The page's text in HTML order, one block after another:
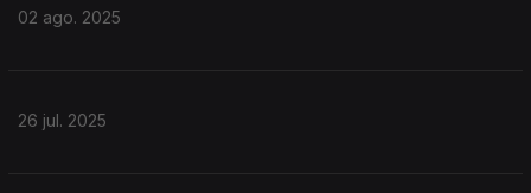
02 ago. 2025
26 jul. 2025